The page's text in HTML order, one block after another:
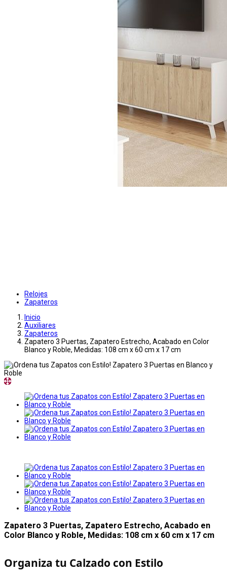
Relojes
Zapateros
Inicio
Auxiliares
Zapateros
Zapatero 3 Puertas, Zapatero Estrecho, Acabado en Color
Blanco y Roble, Medidas: 108 cm x 60 cm x 17 cm
Zapatero 3 Puertas, Zapatero Estrecho, Acabado en
Color Blanco y Roble, Medidas: 108 cm x 60 cm x 17 cm
Organiza tu Calzado con Estilo